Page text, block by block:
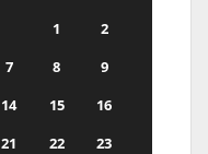
1
2
7 8
9
14 15
16
21 22
23